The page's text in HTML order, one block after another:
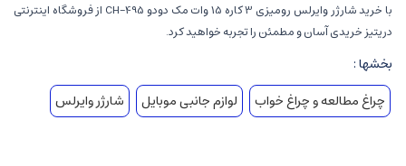
با خرید شارژر وایرلس رومیزی 3 کاره 15 وات مک دودو CH-495 از فروشگاه اینترنتی
دریتیزخریدی آسان و مطمئن را تجربه خواهید کرد.
بخشها :
چراغ مطالعه و چراغ خواب
لوازم جانبی موبایل شارژر وایرلس